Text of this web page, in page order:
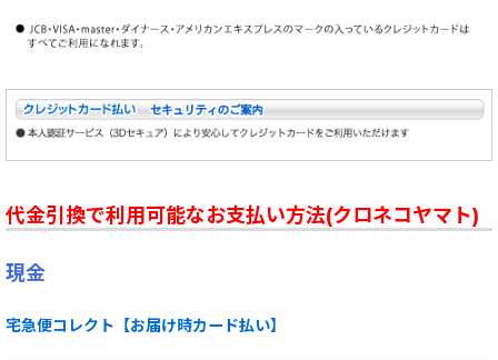
代金引換で利用可能なお支払い方法(クロネコヤマト)
現金
宅急便コレクト【お届け時カード払い】